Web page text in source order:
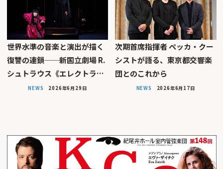
世界水準の音楽と演出が描く
復讐の連鎖──新国立劇場 R.
シュトラウス《エレクトラ…
NEWS 2026年6月29日
次期首席指揮者 ペッカ・クー
シストが語る、東京都交響楽
団とのこれから
NEWS 2026年6月17日